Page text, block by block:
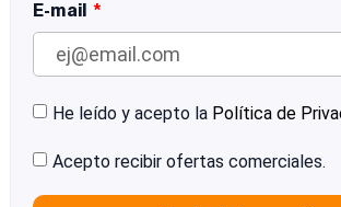
E-mail
He leído y acepto la Política de
Acepto recibir ofertas comerciales.